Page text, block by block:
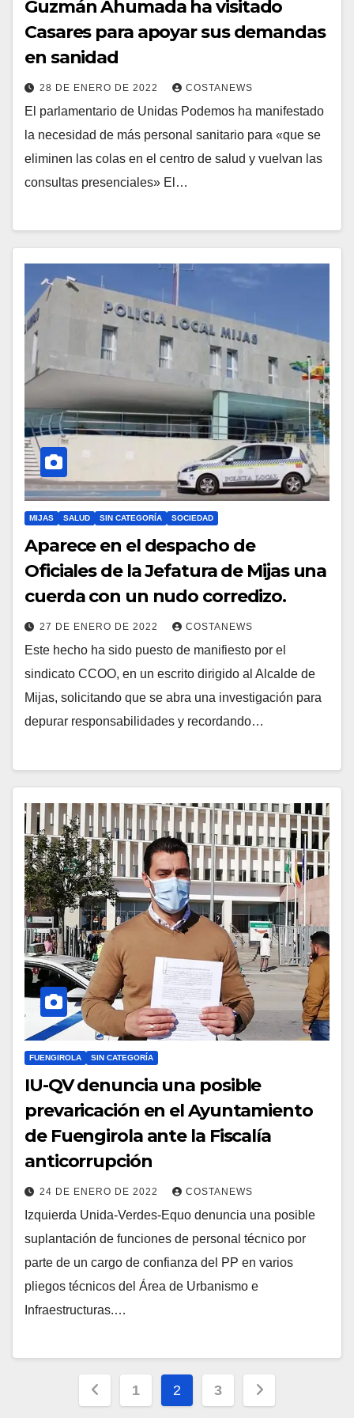
Guzmán Ahumada ha visitado
Casares para apoyar sus demandas
en sanidad
28 DE ENERO DE 2022 COSTANEWS
El parlamentario de Unidas Podemos ha manifestado
la necesidad de más personal sanitario para «que se
eliminen las colas en el centro de salud y vuelvan las
consultas presenciales» El…
MIJAS SALUD SIN CATEGORÍA SOCIEDAD
Aparece en el despacho de
Oficiales de la Jefatura de Mijas una
cuerda con un nudo corredizo.
27 DE ENERO DE 2022 COSTANEWS
Este hecho ha sido puesto de manifiesto por el
sindicato CCOO, en un escrito dirigido al Alcalde de
Mijas, solicitando que se abra una investigación para
depurar responsabilidades y recordando…
FUENGIROLA SIN CATEGORÍA
IU-QV denuncia una posible
prevaricación en el Ayuntamiento
de Fuengirola ante la Fiscalía
anticorrupción
24 DE ENERO DE 2022 COSTANEWS
Izquierda Unida-Verdes-Equo denuncia una posible
suplantación de funciones de personal técnico por
parte de un cargo de confianza del PP en varios
pliegos técnicos del Área de Urbanismo e
Infraestructuras.…
Paginación
1 2 3